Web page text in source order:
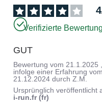
4
Verifizierte
GUT
Bewertung vom 21.1.2025
infolge einer Erfahrung
21.12.2024 durchZ.M.
Ursprünglich veröffentlicht
i-run.fr (fr)